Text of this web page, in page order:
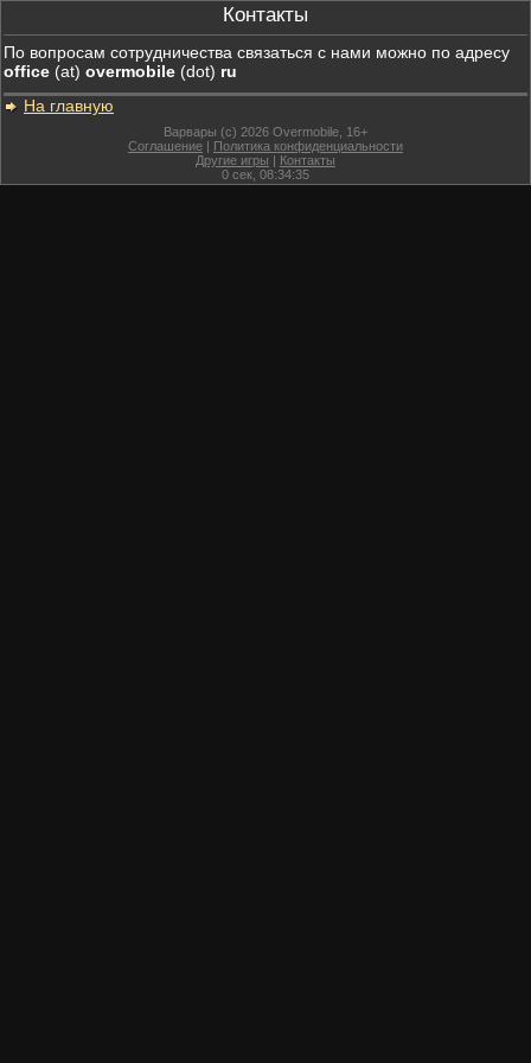
Контакты
По вопросам сотрудничества связаться с нами можно по адресу
office (at) overmobile (dot) ru
На главную
Варвары (c) 2026 Overmobile, 16+
Соглашение | Политика конфиденциальности
Другие игры | Контакты
0 сек, 08:34:35